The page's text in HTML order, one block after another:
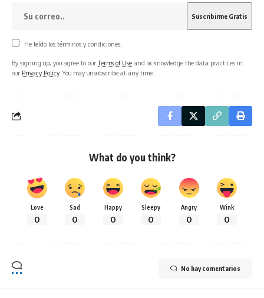
He leído los términos y condiciones.
By signing up, you agree to ourTerms of Use and acknowledge the data practices in
our Privacy Policy. You may unsubscribe at any time.
What do you think?
Love
0
Sad
0
Happy
0
Sleepy
0
Angry
0
Wink
0
No hay comentarios